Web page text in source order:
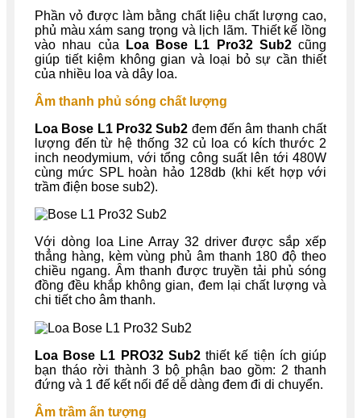
Phần vỏ được làm bằng chất liệu chất lượng cao,
phủ màu xám sang trọng và lịch lãm. Thiết kế lồng
vào nhau của
Loa Bose L1 Pro32 Sub2cũng
giúp tiết kiệm không gian và loại bỏ sự cần thiết
của nhiều loa và dây loa.
Âm thanh phủ sóng chất lượng
Loa Bose L1 Pro32 Sub2 đem đến âm thanh chất
lượng đến từ hệ thống 32 củ loa có kích thước 2
inch neodymium, với tổng công suất lên tới 480W
cùng mức SPL hoàn hảo 128db (khi kết hợp với
trầm điện bose sub2).
Với dòng loa Line Array 32 driver được sắp xếp
thẳng hàng, kèm vùng phủ âm thanh 180 độ theo
chiều ngang. Âm thanh được truyền tải phủ sóng
đồng đều khắp không gian, đem lại chất lượng và
chi tiết cho âm thanh.
Loa Bose L1 PRO32 Sub2thiết kế tiện ích giúp
bạn tháo rời thành 3 bộ phận bao gồm: 2 thanh
đứng và 1 đế kết nối để dễ dàng đem đi di chuyển.
Âm trầm ấn tượng